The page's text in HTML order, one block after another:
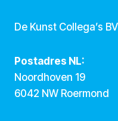
De Kunst Collega’s BV
Postadres NL:
Noordhoven 19
6042 NW Roermond